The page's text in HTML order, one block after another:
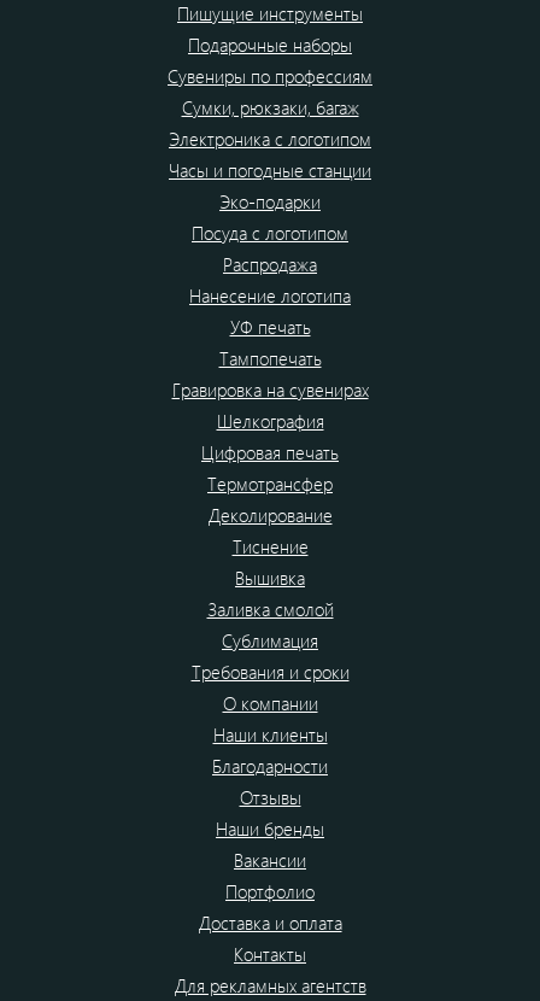
Пишущие инструменты
Подарочные наборы
Сувениры по профессиям
Сумки, рюкзаки, багаж
Электроника с логотипом
Часы и погодные станции
Эко-подарки
Посуда с логотипом
Распродажа
Нанесение логотипа
УФ печать
Тампопечать
Гравировка на сувенирах
Шелкография
Цифровая печать
Термотрансфер
Деколирование
Тиснение
Вышивка
Заливка смолой
Сублимация
Требования и сроки
О компании
Наши клиенты
Благодарности
Отзывы
Наши бренды
Вакансии
Портфолио
Доставка и оплата
Контакты
Для рекламных агентств